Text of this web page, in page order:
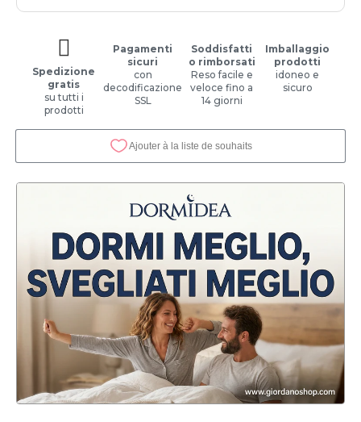
Spedizione
gratis
su tutti i
prodotti
Pagamenti
sicuri
con
decodificazione
SSL
Soddisfatti
o rimborsati
Reso facile e
veloce fino a
14 giorni
Imballaggio
prodotti
idoneo e
sicuro